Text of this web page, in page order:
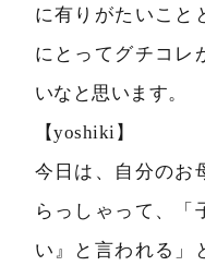
に有りがたいこと
にとってグチコレ
いなと思います。
【yoshiki】
今日は、自分のお
らっしゃって、「
い』と言われる」